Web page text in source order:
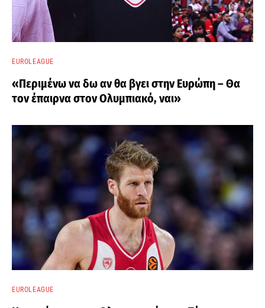
EUROLEAGUE
«Περιμένω να δω αν θα βγει στην Ευρώπη – Θα
τον έπαιρνα στον Ολυμπιακό, ναι»
EUROLEAGUE